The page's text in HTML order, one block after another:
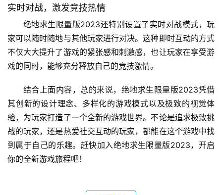
实时对战，激发竞技热情
绝地求生限量版2023还特别设置了实时对战模式，玩
家可以随时随地与其他玩家进行对决。这种即时互动的方式
不仅大大提升了游戏的紧张感和刺激感，也让玩家在享受游
戏的同时，能够充分释放自己的竞技激情。
结合上面内容，总的来说，绝地求生限量版2023凭借
其创新的设计理念、多样化的游戏模式以及极致的视觉体
验，为玩家打造了一个全新的游戏世界。不论是追求极致挑
战的玩家，还是热爱社交互动的玩家，都能在这个游戏中找
到属于自己的乐趣。赶快加入绝地求生限量版2023，开启
你的全新游戏旅程吧！